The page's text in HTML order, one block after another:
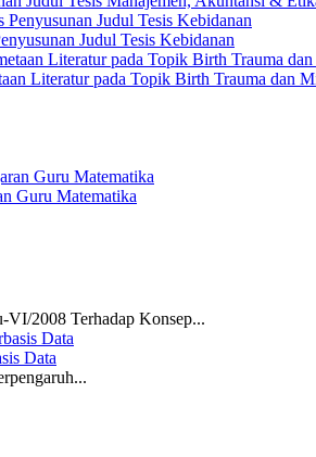
Judul Tesis Kebidanan
Literatur pada Topik Birth Trauma dan
Guru Matematika
VI/2008 Terhadap Konsep...
Data